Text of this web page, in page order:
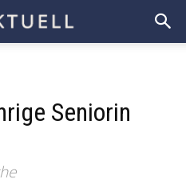
Seniorin